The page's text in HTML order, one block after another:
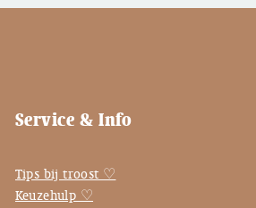
Service & Info
Tips bij troost ♡
Keuzehulp ♡